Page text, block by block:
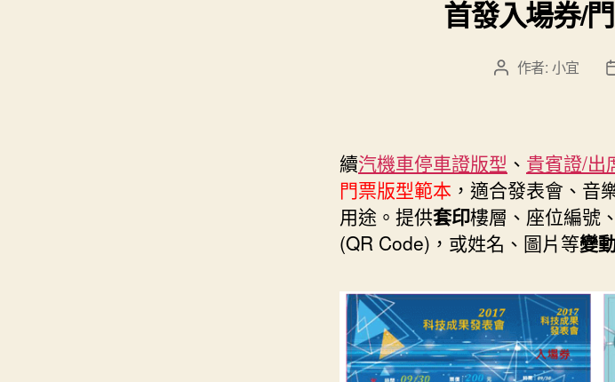
首發入場券/
文 作者: 小宜
續汽機車停車證版型 、 貴賓證/出
門票版型範本 ，適合發表會、音
用途。提供套印樓層、座位編號
(QR Code)，或姓名、圖片等變